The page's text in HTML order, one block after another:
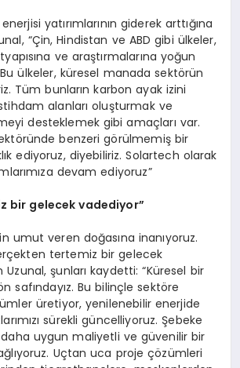
yatırımlarının giderek arttığına
“Çin, Hindistan ve ABD gibi ülkeler,
ve araştırmalarına yoğun
Bu ülkeler, küresel manada sektörün
Tüm bunların karbon ayak izini
alanları oluşturmak ve
desteklemek gibi amaçları var.
benzeri görülmemiş bir
ediyoruz, diyebiliriz. Solartech olarak
devam ediyoruz”
bir gelecek vadediyor”
umut veren doğasına inanıyoruz.
tertemiz bir gelecek
şunları kaydetti: “Küresel bir
safındayız. Bu bilinçle sektöre
üretiyor, yenilenebilir enerjide
sürekli güncelliyoruz. Şebeke
uygun maliyetli ve güvenilir bir
Uçtan uca proje çözümleri